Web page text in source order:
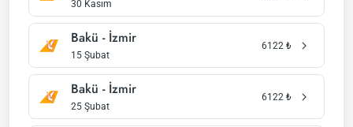
30 Kasım
Bakü - İzmir
15 Şubat
6122 ₺
Bakü - İzmir
25 Şubat
6122 ₺